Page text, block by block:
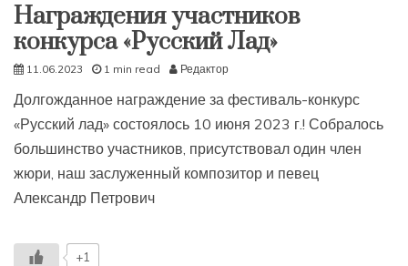
Награждения участников
конкурса «Русский Лад»
11.06.2023 1 min read Редактор
Долгожданное награждение за фестиваль-конкурс
«Русский лад» состоялось 10 июня 2023 г.! Собралось
большинство участников, присутствовал один член
жюри, наш заслуженный композитор и певец
Александр Петрович
+1